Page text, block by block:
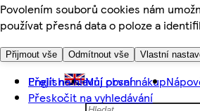
Povolením souborů cookies nám
používat přesná data o poloze a
Přijmout vše Odmítnout vše Vlastní
Přejít na hlavní obsah
Přeskočit na vyhledávání
English Můj první nákup